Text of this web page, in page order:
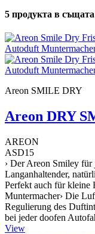
5 продукта в
Areon SMILE DRY
Areon DRY
AREON
ASD15
› Der Areon Smiley
Langanhaltender,
Perfekt auch für kleine
Muntermacher› Die
Regulierung des
bei jeder doofen
View